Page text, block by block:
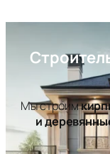
содержимому
Мы строим
и